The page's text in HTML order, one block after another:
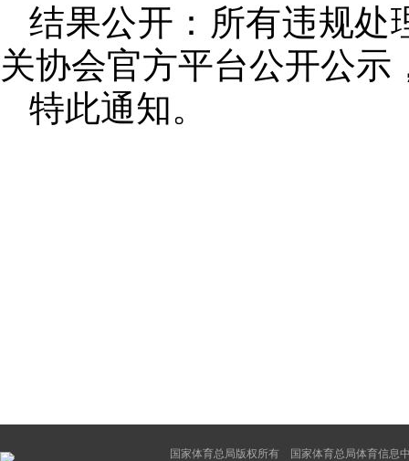
结果公开：所有违规处
关协会官方平台公开公示
特此通知。
国家体育总局版权所有 国家体育总局体育信息